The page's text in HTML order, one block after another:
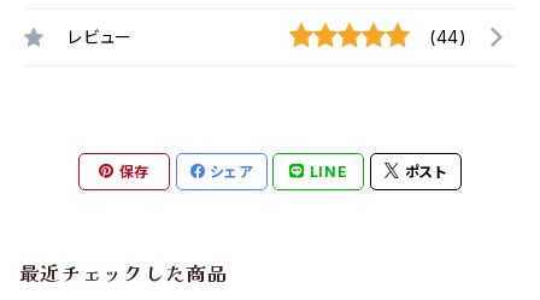
レビュー (44)
保存 シェア LINE ポスト
最近チェックした商品